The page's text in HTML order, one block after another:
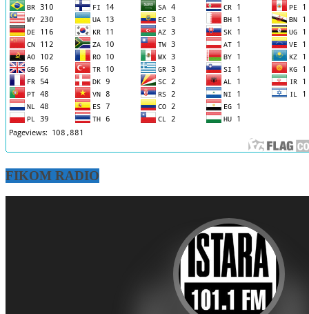
FIKOM RADIO